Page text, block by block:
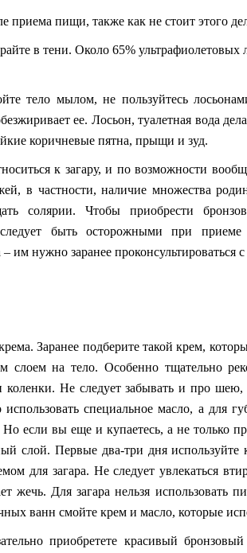
приема пищи, также как не стоит этого
в тени. Около 65%
тело мылом, не пользуйтесь
ее. Лосьон, туалетная вода
коричневые пятна, прыщи и зуд.
к загару, и по возможности
в частности, наличие множества
солярии. Чтобы приобрести
следует быть осторожными при
нужно заранее проконсультироваться
крема. Заранее подберите такой крем,
на тело. Особенно тщательно
коленки. Не следует забывать и про
специальное масло, а для
если вы еще и купаетесь, а не только
слой. Первые два-три дня
для загара. Не следует увлекаться
жечь. Для загара нельзя использовать
ванн смойте крем и масло, которые
приобретете красивый